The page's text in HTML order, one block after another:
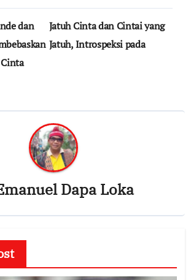
dan
Jatuh Cinta dan Cintai yang
Jatuh, Introspeksi pada
Dapa Loka